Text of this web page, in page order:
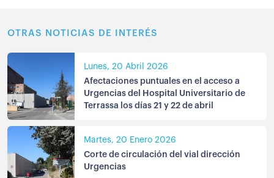
OTRAS NOTICIAS DE INTERÉS
Lunes, 20 Abril 2026
Afectaciones puntuales en el acceso a
Urgencias del Hospital Universitario de
Terrassa los días 21 y 22 de abril
Martes, 20 Enero 2026
Corte de circulación del vial dirección
Urgencias